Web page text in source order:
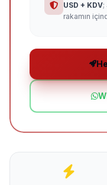
USD + KDV;
rakamın